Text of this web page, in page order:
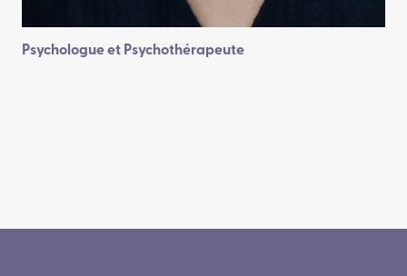
Psychologue et Psychothérapeute